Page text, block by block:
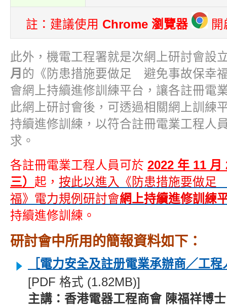
註：建議使用 Chrome 瀏覽器
此外，機電工程署就是次網上研討會設
月 的《防患措施要做足 避免事故保幸
會網上持續進修訓練平台，讓各註冊電
此網上研討會後，可透過相關網上訓練
持續進修訓練，以符合註冊電業工程人
求。
各註冊電業工程人員可於 2022 年 11 月
三） 起， 按此以進入《防患措施要做足
福》電力規例研討會網上持續進修訓練
持續進修訓練。
研討會中所用的簡報資料如下：
［電力安全及註册電業承辦商／工
[PDF 格式 (1.82MB)]
主講：香港電器工程商會 陳福祥博